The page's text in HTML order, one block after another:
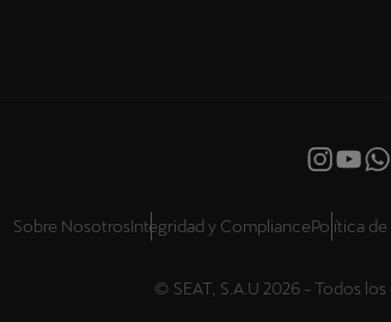
Sobre NosotrosIntegridad y CompliancePolítica de
© SEAT, S.A.U 2026 - Todos